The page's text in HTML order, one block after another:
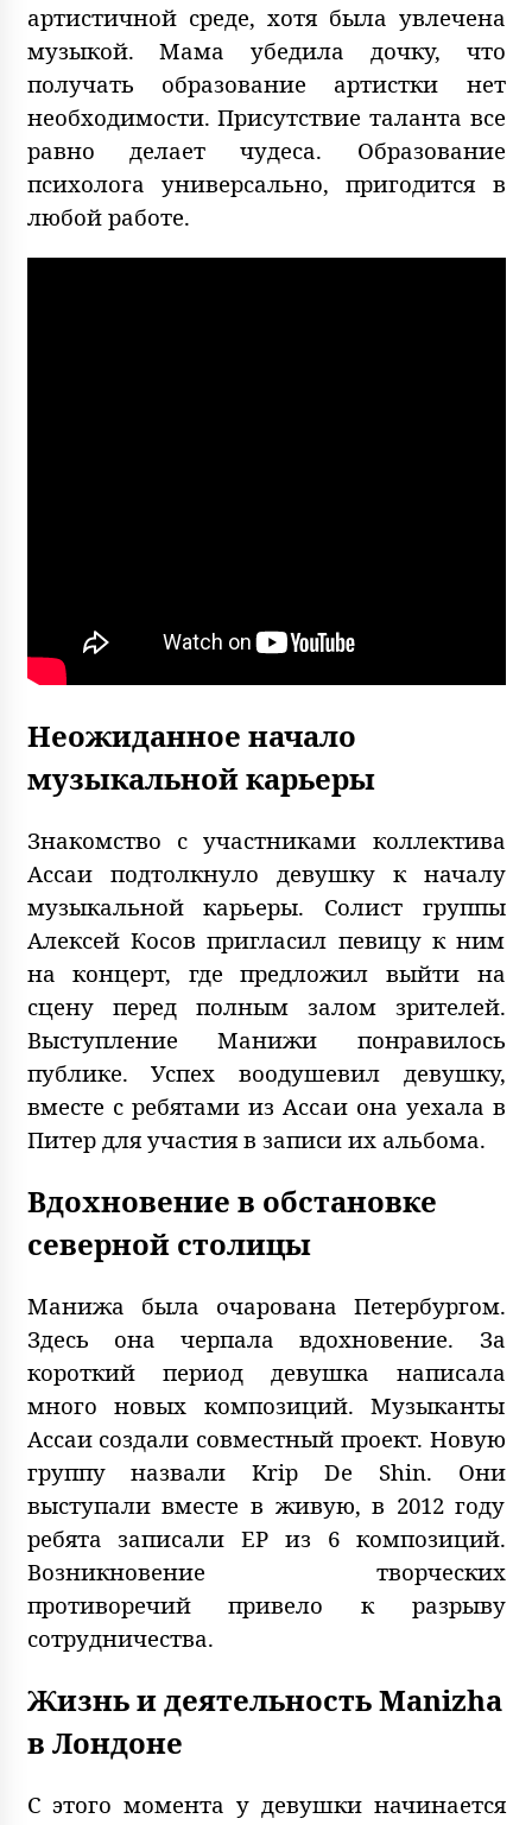
артистичной среде, хотя была увлечена
музыкой. Мама убедила дочку, что
получать образование артистки нет
необходимости. Присутствие таланта все
равно делает чудеса. Образование
психолога универсально, пригодится в
любой работе.
Неожиданное начало
музыкальной карьеры
Знакомство с участниками коллектива
Ассаи подтолкнуло девушку к началу
музыкальной карьеры. Солист группы
Алексей Коcов пригласил певицу к ним
на концерт, где предложил выйти на
сцену перед полным залом зрителей.
Выступление Манижи понравилось
публике. Успех воодушевил девушку,
вместе с ребятами из Ассаи она уехала в
Питер для участия в записи их альбома.
Вдохновение в обстановке
северной столицы
Манижа была очарована Петербургом.
Здесь она черпала вдохновение. За
короткий период девушка написала
много новых композиций. Музыканты
Ассаи создали совместный проект. Новую
группу назвали Krip De Shin. Они
выступали вместе в живую, в 2012 году
ребята записали EP из 6 композиций.
Возникновение творческих
противоречий привело к разрыву
сотрудничества.
Жизнь и деятельность Manizha
в Лондоне
С этого момента у девушки начинается